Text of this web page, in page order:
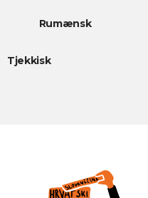
Rumænsk
Tjekkisk